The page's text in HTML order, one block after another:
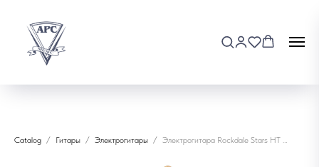
Catalog Гитары Электрогитары Электрогитара Rockdale Stars HT HSS Black